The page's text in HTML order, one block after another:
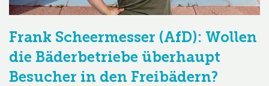
Frank Scheermesser (AfD): Wollen
die Bäderbetriebe überhaupt
Besucher in den Freibädern?